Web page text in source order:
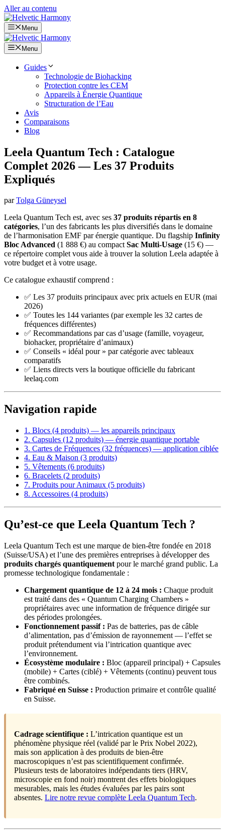
Aller au contenu
Menu
Menu
Guides
Technologie de Biohacking
Protection contre les CEM
Appareils à Énergie Quantique
Structuration de l’Eau
Avis
Comparaisons
Blog
Leela Quantum Tech : Catalogue
Complet 2026 — Les 37 Produits
Expliqués
parTolga Güneysel
Leela Quantum Tech est, avec ses 37 produits répartis en 8
catégories, l’un des fabricants les plus diversifiés dans le domaine
de l’harmonisation EMF par énergie quantique. Du flagship Infinity
Bloc Advanced (1 888 €) au compactSac Multi-Usage (15 €) —
ce répertoire complet vous aide à trouver la solution Leela adaptée à
votre budget et à votre usage.
Ce catalogue exhaustif comprend :
✅ Les 37 produits principaux avec prix actuels en EUR (mai
2026)
✅ Toutes les 144 variantes (par exemple les 32 cartes de
fréquences différentes)
✅ Recommandations par cas d’usage (famille, voyageur,
biohacker, propriétaire d’animaux)
✅ Conseils « idéal pour » par catégorie avec tableaux
comparatifs
✅ Liens directs vers la boutique officielle du fabricant
leelaq.com
Navigation rapide
1. Blocs (4 produits) — les appareils principaux
2. Capsules (12 produits) — énergie quantique portable
3. Cartes de Fréquences (32 fréquences) — application ciblée
4. Eau & Maison (3 produits)
5. Vêtements (6 produits)
6. Bracelets (2 produits)
7. Produits pour Animaux (5 produits)
8. Accessoires (4 produits)
Qu’est-ce que Leela Quantum Tech ?
Leela Quantum Tech est une marque de bien-être fondée en 2018
(Suisse/USA) et l’une des premières entreprises à développer des
produits chargés quantiquement pour le marché grand public. La
promesse technologique fondamentale :
Chargement quantique de 12 à 24 mois : Chaque produit
est traité dans des « Quantum Charging Chambers »
propriétaires avec une information de fréquence dirigée sur
des périodes prolongées.
Fonctionnement passif : Pas de batteries, pas de câble
d’alimentation, pas d’émission de rayonnement — l’effet se
produit prétendument via l’intrication quantique avec
l’environnement.
Écosystème modulaire : Bloc (appareil principal) + Capsules
(mobile) + Cartes (ciblé) + Vêtements (continu) peuvent tous
être combinés.
Fabriqué en Suisse : Production primaire et contrôle qualité
en Suisse.
Cadrage scientifique : L’intrication quantique est un
phénomène physique réel (validé par le Prix Nobel 2022),
mais son application à des produits de bien-être
macroscopiques n’est pas scientifiquement confirmée.
Plusieurs tests de laboratoires indépendants tiers (HRV,
microscopie en fond noir) montrent des effets biologiques
mesurables, mais les études évaluées par les pairs sont
absentes. Lire notre revue complète Leela Quantum Tech.